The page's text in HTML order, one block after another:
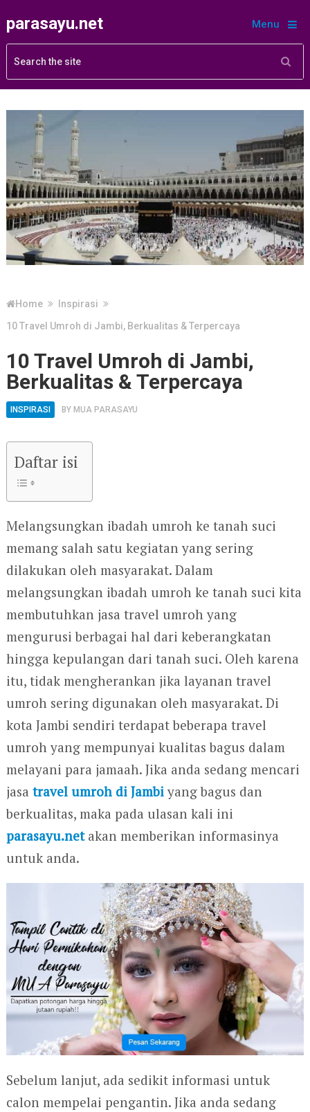
parasayu.net Menu
Home
Inspirasi
10 Travel Umroh di Jambi, Berkualitas & Terpercaya
10 Travel Umroh di Jambi,
Berkualitas & Terpercaya
INSPIRASI BY MUA PARASAYU
Daftar isi
Melangsungkan ibadah umroh ke tanah suci
memang salah satu kegiatan yang sering
dilakukan oleh masyarakat. Dalam
melangsungkan ibadah umroh ke tanah suci kita
membutuhkan jasa travel umroh yang
mengurusi berbagai hal dari keberangkatan
hingga kepulangan dari tanah suci. Oleh karena
itu, tidak mengherankan jika layanan travel
umroh sering digunakan oleh masyarakat. Di
kota Jambi sendiri terdapat beberapa travel
umroh yang mempunyai kualitas bagus dalam
melayani para jamaah. Jika anda sedang mencari
jasa travel umroh di Jambiyang bagus dan
berkualitas, maka pada ulasan kali ini
parasayu.netakan memberikan informasinya
untuk anda.
Sebelum lanjut, ada sedikit informasi untuk
calon mempelai pengantin. Jika anda sedang